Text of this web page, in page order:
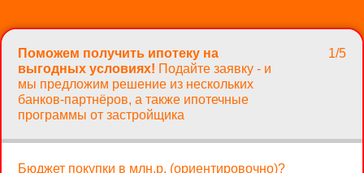
Поможем получить ипотеку на
выгодных условиях! Подайте заявку - и
мы предложим решение из нескольких
банков-партнёров, а также ипотечные
программы от застройщика
1/5
Бюджет покупки в млн.р. (ориентировочно)?